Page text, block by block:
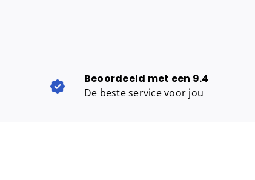
Beoordeeld met een 9.4
De beste service voor jou